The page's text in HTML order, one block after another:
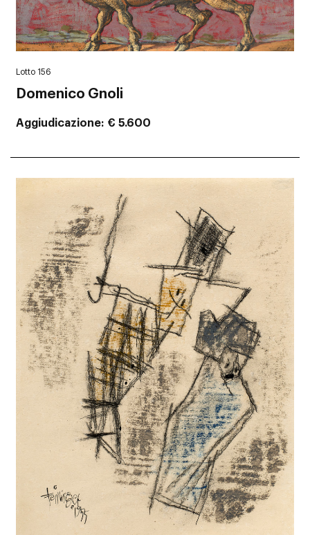
Lotto 156
Domenico Gnoli
Aggiudicazione € 5.600